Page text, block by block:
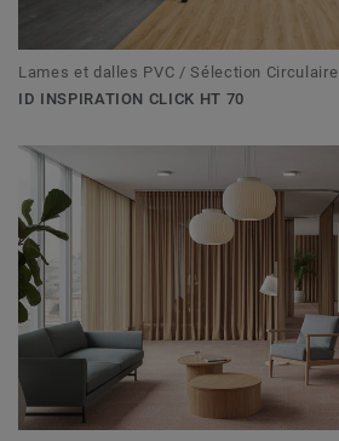
Lames et dalles PVC / Sélection Circulaire
ID INSPIRATION CLICK HT 70